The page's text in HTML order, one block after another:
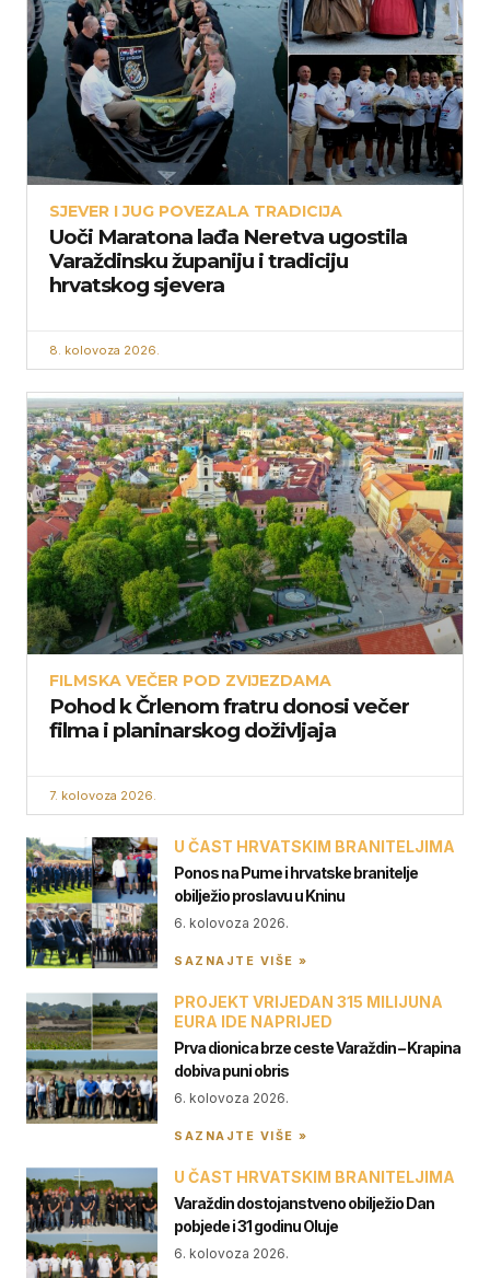
SJEVER I JUG POVEZALA TRADICIJA
Uoči Maratona lađa Neretva ugostila
Varaždinsku županiju i tradiciju
hrvatskog sjevera
8. kolovoza 2026.
FILMSKA VEČER POD ZVIJEZDAMA
Pohod k Črlenom fratru donosi večer
filma i planinarskog doživljaja
7. kolovoza 2026.
U ČAST HRVATSKIM BRANITELJIMA
Ponos na Pume i hrvatske branitelje
obilježio proslavu u Kninu
6. kolovoza 2026.
SAZNAJTE VIŠE »
PROJEKT VRIJEDAN 315 MILIJUNA
EURA IDE NAPRIJED
Prva dionica brze ceste Varaždin – Krapina
dobiva puni obris
6. kolovoza 2026.
SAZNAJTE VIŠE »
U ČAST HRVATSKIM BRANITELJIMA
Varaždin dostojanstveno obilježio Dan
pobjede i 31 godinu Oluje
6. kolovoza 2026.